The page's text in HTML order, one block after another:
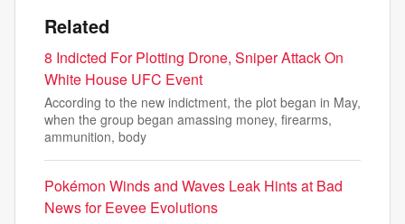
Related
8 Indicted For Plotting Drone, Sniper Attack On
White House UFC Event
According to the new indictment, the plot began in May,
when the group began amassing money, firearms,
ammunition, body
Pokémon Winds and Waves Leak Hints at Bad
News for Eevee Evolutions